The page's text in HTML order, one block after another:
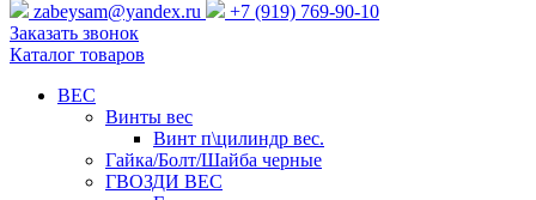
zabeysam@yandex.ru
+7 (919) 769-90-10
Заказать звонок
Каталог товаров
ВЕС
Винты вес
Винт п\цилиндр вес.
Гайка/Болт/Шайба черные
ГВОЗДИ ВЕС